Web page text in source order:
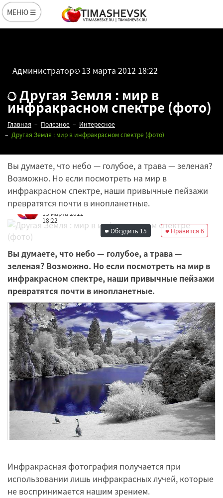
МЕНЮ ☰
Администратор 13 марта 2012 18:22
Другая Земля : мир в
инфракрасном спектре (фото)
Главная Полезное
Интересное
Другая Земля : мир в инфракрасном спектре (фото)
Вы думаете, что небо — голубое, а трава — зеленая?
Возможно. Но если посмотреть на мир в
инфракрасном спектре, наши привычные пейзажи
превратятся почти в инопланетные.
Редакция
13 марта 2012
18:22
Нравится 6
Обсудить 15
Вы думаете, что небо — голубое, а трава —
зеленая? Возможно. Но если посмотреть на мир в
инфракрасном спектре, наши привычные пейзажи
превратятся почти в инопланетные.
Инфракрасная фотография получается при
использовании лишь инфракрасных лучей, которые
не воспринимается нашим зрением.